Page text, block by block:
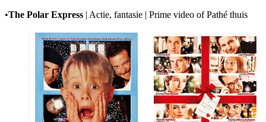
•The Polar Express | Actie, fantasie | Prime video of Pathé thuis